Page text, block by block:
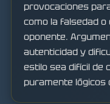
provocaciones
como la falsedad o
oponente.
autenticidad y
estilo sea difícil
puramente lógicos